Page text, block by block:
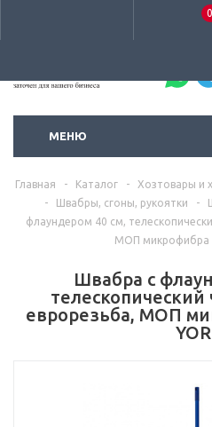
0
МЕНЮ
Главная - Каталог - Хозтовары и
-
Швабры, сгоны, рукоятки -
флаундером 40 см,
МОП микрофибра
Швабра с
телескопический
еврорезьба, МОП